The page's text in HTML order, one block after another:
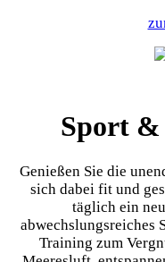
Sport &
Genießen Sie die
sich dabei fit und
täglich ein
abwechslungsreiches
Training zum